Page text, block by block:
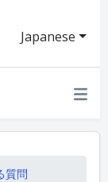
Japanese
質問